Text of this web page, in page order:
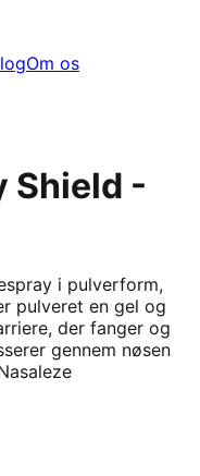
Om os
Shield -
i pulverform,
pulveret en gel og
der fanger og
gennem nøsen